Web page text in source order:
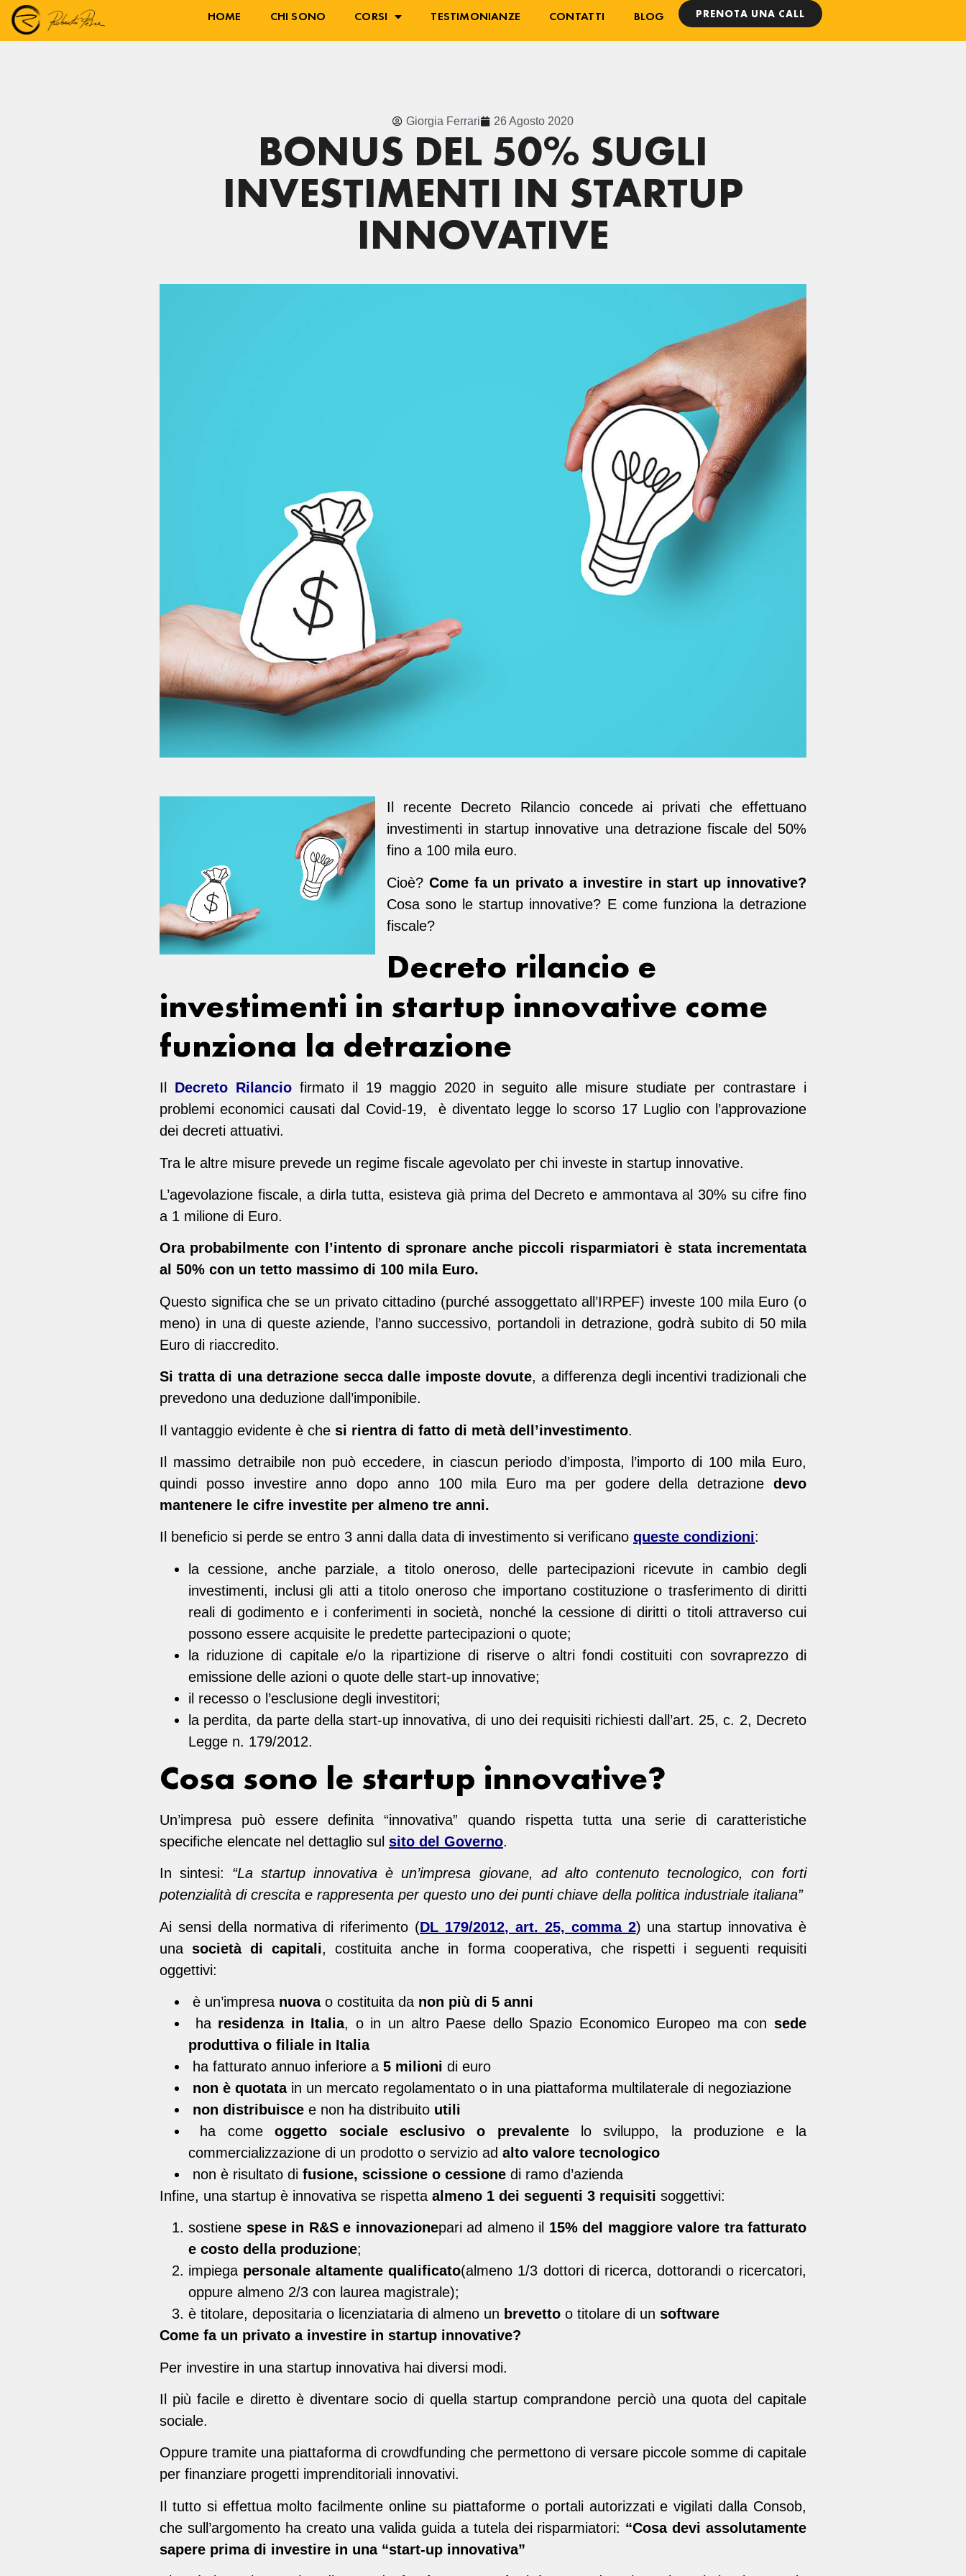
HOME CHI SONO CORSI TESTIMONIANZE CONTATTI BLOG PRENOTA UNA CALL
Giorgia Ferrari 26 Agosto 2020
BONUS DEL 50% SUGLI
INVESTIMENTI IN STARTUP
INNOVATIVE
Il recente Decreto Rilancio concede ai privati che effettuano
investimenti in startup innovative una detrazione fiscale del 50%
fino a 100 mila euro.
Cioè? Come fa un privato a investire in start up innovative?
Cosa sono le startup innovative? E come funziona la detrazione
fiscale?
Decreto rilancio e
investimenti in startup innovative come
funziona la detrazione
Il Decreto Rilanciofirmato il 19 maggio 2020 in seguito alle misure studiate per contrastare i
problemi economici causati dal Covid-19, è diventato legge lo scorso 17 Luglio con l’approvazione
dei decreti attuativi.
Tra le altre misure prevede un regime fiscale agevolato per chi investe in startup innovative.
L’agevolazione fiscale, a dirla tutta, esisteva già prima del Decreto e ammontava al 30% su cifre fino
a 1 milione di Euro.
Ora probabilmente con l’intento di spronare anche piccoli risparmiatori è stata incrementata
al 50% con un tetto massimo di 100 mila Euro.
Questo significa che se un privato cittadino (purché assoggettato all’IRPEF) investe 100 mila Euro (o
meno) in una di queste aziende, l’anno successivo, portandoli in detrazione, godrà subito di 50 mila
Euro di riaccredito.
Si tratta di una detrazione secca dalle imposte dovute, a differenza degli incentivi tradizionali che
prevedono una deduzione dall’imponibile.
Il vantaggio evidente è che si rientra di fatto di metà dell’investimento.
Il massimo detraibile non può eccedere, in ciascun periodo d’imposta, l’importo di 100 mila Euro,
quindi posso investire anno dopo anno 100 mila Euro ma per godere della detrazione devo
mantenere le cifre investite per almeno tre anni.
Il beneficio si perde se entro 3 anni dalla data di investimento si verificano queste condizioni:
la cessione, anche parziale, a titolo oneroso, delle partecipazioni ricevute in cambio degli
investimenti, inclusi gli atti a titolo oneroso che importano costituzione o trasferimento di diritti
reali di godimento e i conferimenti in società, nonché la cessione di diritti o titoli attraverso cui
possono essere acquisite le predette partecipazioni o quote;
la riduzione di capitale e/o la ripartizione di riserve o altri fondi costituiti con sovraprezzo di
emissione delle azioni o quote delle start-up innovative;
il recesso o l’esclusione degli investitori;
la perdita, da parte della start-up innovativa, di uno dei requisiti richiesti dall’art. 25, c. 2, Decreto
Legge n. 179/2012.
Cosa sono le startup innovative?
Un’impresa può essere definita “innovativa” quando rispetta tutta una serie di caratteristiche
specifiche elencate nel dettaglio sul sito del Governo.
In sintesi: “La startup innovativa è un’impresa giovane, ad alto contenuto tecnologico, con forti
potenzialità di crescita e rappresenta per questo uno dei punti chiave della politica industriale italiana”
Ai sensi della normativa di riferimento (DL 179/2012, art. 25, comma 2) una startup innovativa è
una società di capitali, costituita anche in forma cooperativa, che rispetti i seguenti requisiti
oggettivi:
è un’impresa nuovao costituita da non più di 5 anni
ha residenza in Italia, o in un altro Paese dello Spazio Economico Europeo ma con sede
produttiva o filiale in Italia
ha fatturato annuo inferiore a 5 milioni di euro
non è quotatain un mercato regolamentato o in una piattaforma multilaterale di negoziazione
non distribuisce e non ha distribuito utili
ha comeoggetto sociale esclusivo o prevalentelo sviluppo, la produzione e la
commercializzazione di un prodotto o servizio ad alto valore tecnologico
non è risultato di fusione, scissione o cessione di ramo d’azienda
Infine, una startup è innovativa se rispetta almeno 1 dei seguenti 3 requisiti soggettivi:
sostiene spese in R&S e innovazionepari ad almeno il 15% del maggiore valore tra fatturato
e costo della produzione;
impiega personale altamente qualificato(almeno 1/3 dottori di ricerca, dottorandi o ricercatori,
oppure almeno 2/3 con laurea magistrale);
è titolare, depositaria o licenziataria di almeno un brevetto o titolare di un software
Come fa un privato a investire in startup innovative?
Per investire in una startup innovativa hai diversi modi.
Il più facile e diretto è diventare socio di quella startup comprandone perciò una quota del capitale
sociale.
Oppure tramite una piattaforma di crowdfunding che permettono di versare piccole somme di capitale
per finanziare progetti imprenditoriali innovativi.
Il tutto si effettua molto facilmente online su piattaforme o portali autorizzati e vigilati dalla Consob,
che sull’argomento ha creato una valida guida a tutela dei risparmiatori: “Cosa devi assolutamente
sapere prima di investire in una “start-up innovativa”